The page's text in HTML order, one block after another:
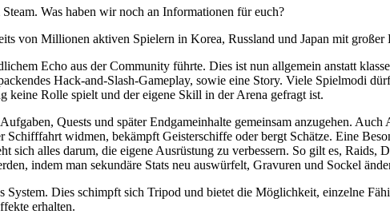
Was haben wir noch an Informationen für euch?
von Millionen aktiven Spielern in Korea, Russland und Japan mit
Echo aus der Community führte. Dies ist nun allgemein anstatt
Hack-and-Slash-Gameplay, sowie eine Story. Viele Spielmodi
keine Rolle spielt und der eigene Skill in der Arena gefragt ist.
Quests und später Endgameinhalte gemeinsam anzugehen.
widmen, bekämpft Geisterschiffe oder bergt Schätze. Eine
sich alles darum, die eigene Ausrüstung zu verbessern. So gilt es, Raids,
indem man sekundäre Stats neu auswürfelt, Gravuren und Sockel
System. Dies schimpft sich Tripod und bietet die Möglichkeit, einzelne
erhalten.